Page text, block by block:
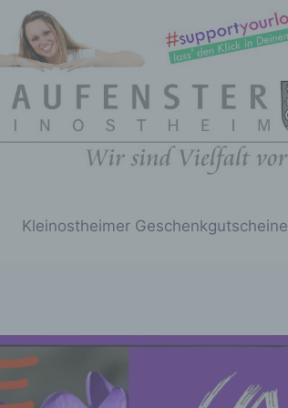
Kleinostheimer Geschenkgutscheine